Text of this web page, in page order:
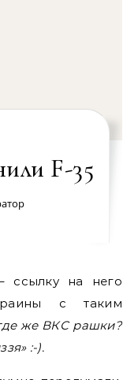
F-35
с таким
же ВКС рашки?
:-).